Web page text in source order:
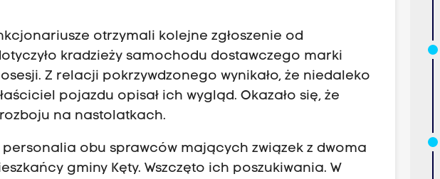
otrzymali kolejne zgłoszenie od
kradzieży samochodu dostawczego marki
Z relacji pokrzywdzonego wynikało, że niedaleko
pojazdu opisał ich wygląd. Okazało się, że
na nastolatkach.
obu sprawców mających związek z dwoma
gminy Kęty. Wszczęto ich poszukiwania. W